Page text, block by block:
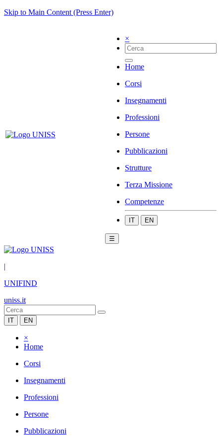
Skip to Main Content (Press Enter)
×
Home
Corsi
Insegnamenti
Professioni
Persone
Pubblicazioni
Strutture
Terza Missione
Competenze
IT EN
☰
|
UNIFIND
uniss.it
IT EN
×
Home
Corsi
Insegnamenti
Professioni
Persone
Pubblicazioni